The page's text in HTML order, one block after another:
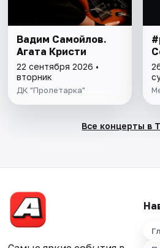
Вадим Самойлов.
Агата Кристи
22 сентября 2026 •
вторник
ДК "Пролетарка"
Все концерты в